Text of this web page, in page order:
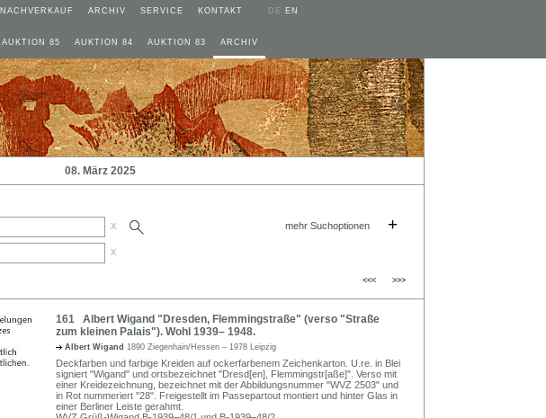
NACHVERKAUF ARCHIV SERVICE KONTAKT DE EN
AUKTION 85 AUKTION 84 AUKTION 83 ARCHIV
08. März 2025
x mehr Suchoptionen +
x
<<< >>>
161 Albert Wigand "Dresden, Flemmingstraße" (verso "Straße
zum kleinen Palais"). Wohl 1939– 1948.
Albert Wigand 1890 Ziegenhain/Hessen – 1978 Leipzig
Deckfarben und farbige Kreiden auf ockerfarbenem Zeichenkarton. U.re. in Blei
signiert "Wigand" und ortsbezeichnet "Dresd[en], Flemmingstr[aße]". Verso mit
einer Kreidezeichnung, bezeichnet mit der Abbildungsnummer "WVZ 2503" und
in Rot nummeriert "28". Freigestellt im Passepartout montiert und hinter Glas in
einer Berliner Leiste gerahmt.